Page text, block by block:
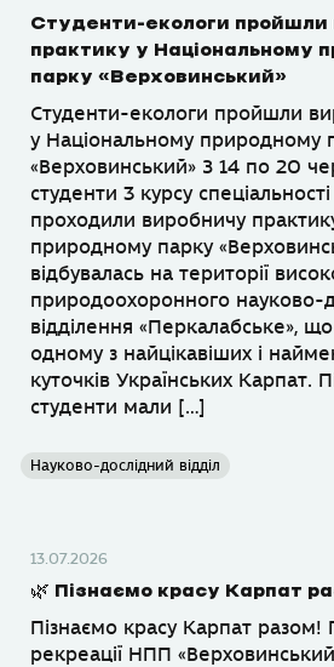
Студенти-екологи пройшли
практику у Національному
парку «Верховинський»
Студенти-екологи пройшли
у Національному природному
«Верховинський» З 14 по 20
студенти 3 курсу спеціальності
проходили виробничу
природному парку
відбувалась на території
природоохоронного науково-
відділення «Перкалабське»,
одному з найцікавіших і
куточків Українських Карпат.
студенти мали […]
Науково-дослідний відділ
13.07.2026
🌿 Пізнаємо красу Карпат
Пізнаємо красу Карпат разом!
рекреації НПП